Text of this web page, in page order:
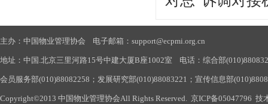
主办：中国物业管理协会 电子邮箱：support@ecpmi.org.cn
地址：中国.北京三里河路15号中建大厦B座1002室 电话：综合部
会员服务部(010)88082258；发展研究部(010)88083221；宣传信息部
Copyright©2013 中国物业管理协会All Rights Reserved. 京ICP备05047796 技